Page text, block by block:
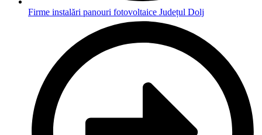
Firme instalări panouri fotovoltaice Județul Dolj